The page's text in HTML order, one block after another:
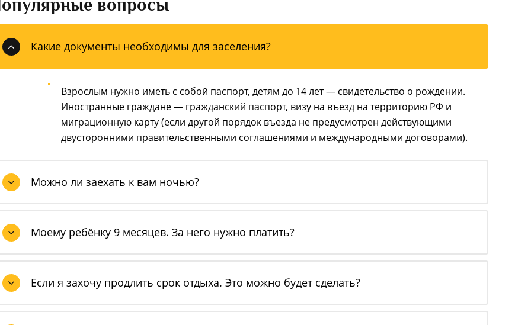
вопросы
Какие документы необходимы для заселения?
Взрослым нужно иметь с собой паспорт, детям до 14 лет — свидетельство о рождении.
Иностранные граждане — гражданский паспорт, визу на въезд на территорию РФ и
миграционную карту (если другой порядок въезда не предусмотрен действующими
двусторонними правительственными соглашениями и международными договорами).
Можно ли заехать к вам ночью?
Моему ребёнку 9 месяцев. За него нужно платить?
Если я захочу продлить срок отдыха. Это можно будет сделать?